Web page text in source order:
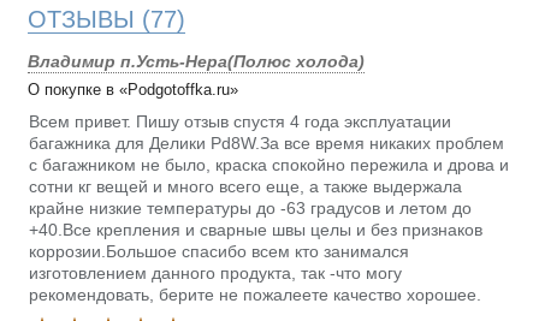
ОТЗЫВЫ (77)
Владимир п.Усть-Нера(Полюс холода)
О покупке в «Podgotoffka.ru»
Всем привет. Пишу отзыв спустя 4 года эксплуатации
багажника для Делики Pd8W.За все время никаких проблем
с багажником не было, краска спокойно пережила и дрова и
сотни кг вещей и много всего еще, а также выдержала
крайне низкие температуры до -63 градусов и летом до
+40.Все крепления и сварные швы целы и без признаков
коррозии.Большое спасибо всем кто занимался
изготовлением данного продукта, так -что могу
рекомендовать, берите не пожалеете качество хорошее.